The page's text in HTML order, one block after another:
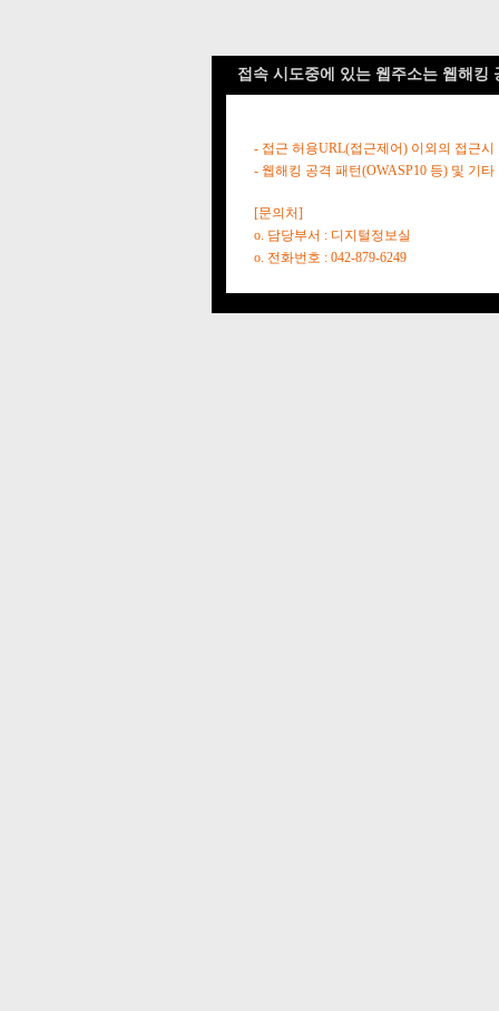
접속 시도중에 있는 웹주소는 웹해킹
- 접근 허용URL(접근제어) 이외의 접근시
- 웹해킹 공격 패턴(OWASP10 등) 및 기
[문의처]
o. 담당부서 : 디지털정보실
o. 전화번호 : 042-879-6249